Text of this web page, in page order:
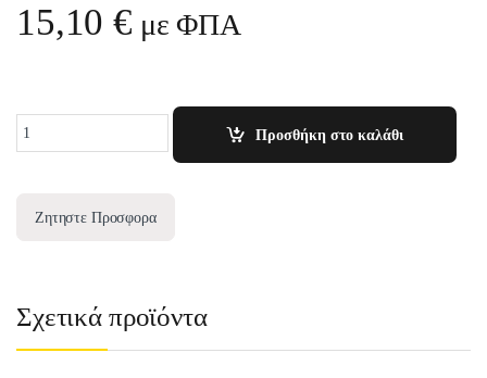
15,10€ με ΦΠΑ
Προσθήκη στο καλάθι
Ζητηστε Προσφορα
Σχετικά προϊόντα